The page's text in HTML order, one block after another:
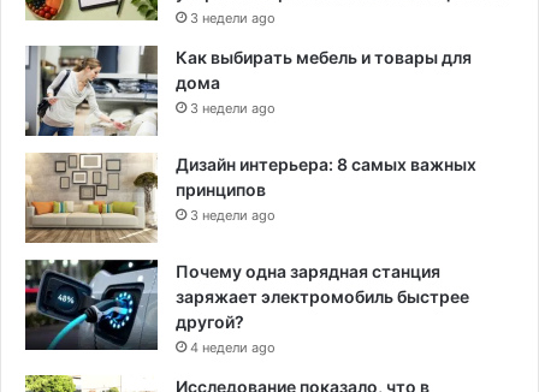
3 недели ago
Как выбирать мебель и товары для
дома
3 недели ago
Дизайн интерьера: 8 самых важных
принципов
3 недели ago
Почему одна зарядная станция
заряжает электромобиль быстрее
другой?
4 недели ago
Исследование показало, что в